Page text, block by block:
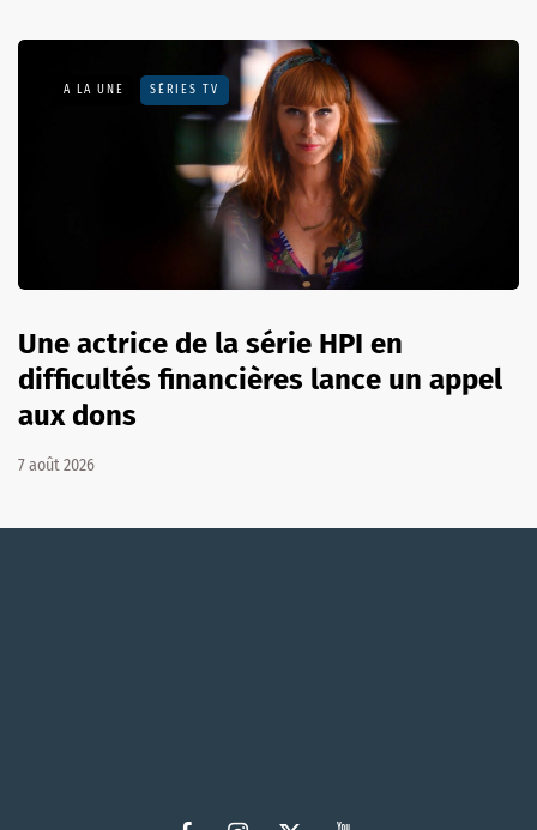
A LA UNE SÉRIES TV
Une actrice de la série HPI en
difficultés financières lance un appel
aux dons
7 août 2026